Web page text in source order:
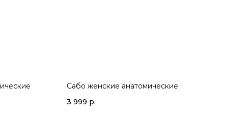
Сабо женские анатомические
3 999 р.